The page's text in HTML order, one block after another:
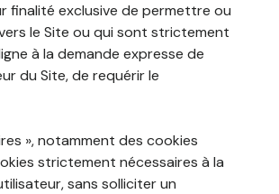
finalité exclusive de permettre ou
le Site ou qui sont strictement
à la demande expresse de
du Site, de requérir le
», notamment des cookies
strictement nécessaires à la
sans solliciter un